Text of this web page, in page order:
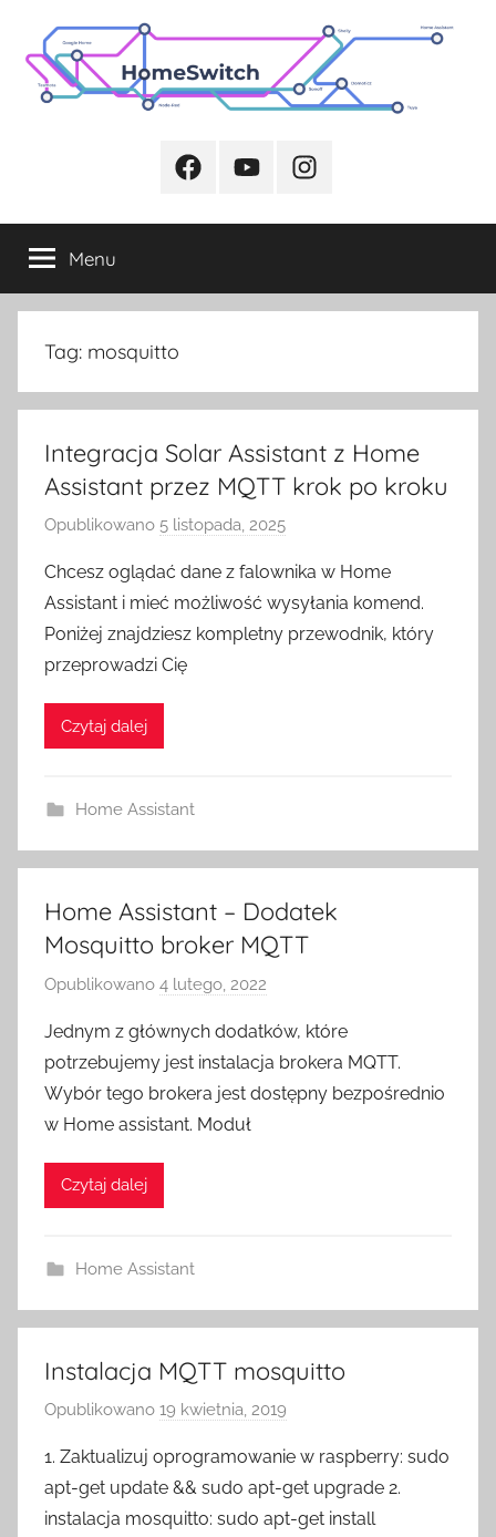
treści
FacebookYoutubeInstagram
Menu
Tag: mosquitto
Integracja Solar Assistant z Home
Assistant przez MQTT krok po kroku
Opublikowano 5 listopada, 2025
z
e
z
t
c
Chcesz oglądać dane z falownika w Home
Assistant i mieć możliwość wysyłania komend.
Poniżej znajdziesz kompletny przewodnik, który
przeprowadzi Cię
Czytaj dalej
Home Assistant
Home Assistant – Dodatek
Mosquitto broker MQTT
Opublikowano 4 lutego, 2022
z
e
z
t
h
Jednym z głównych dodatków, które
potrzebujemy jest instalacja brokera MQTT.
Wybór tego brokera jest dostępny bezpośrednio
w Home assistant. Moduł
Czytaj dalej
Home Assistant
Instalacja MQTT mosquitto
Opublikowano 19 kwietnia, 2019
z
e
z
1. Zaktualizuj oprogramowanie w raspberry: sudo
apt-get update && sudo apt-get upgrade 2.
instalacja mosquitto: sudo apt-get install